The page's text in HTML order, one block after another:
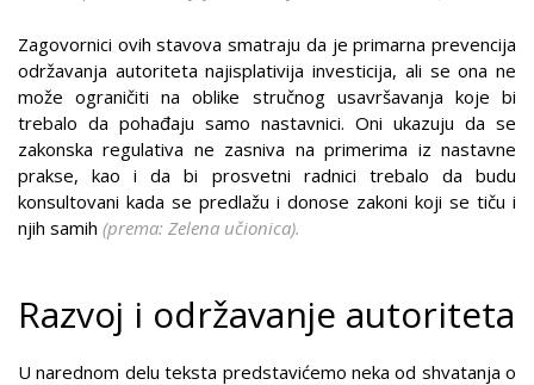
Zagovornici ovih stavova smatraju da je primarna prevencija
održavanja autoriteta najisplativija investicija, ali se ona ne
može ograničiti na oblike stručnog usavršavanja koje bi
trebalo da pohađaju samo nastavnici. Oni ukazuju da se
zakonska regulativa ne zasniva na primerima iz nastavne
prakse, kao i da bi prosvetni radnici trebalo da budu
konsultovani kada se predlažu i donose zakoni koji se tiču i
njih samih (prema: Zelena učionica).
Razvoj i održavanje autoriteta
U narednom delu teksta predstavićemo neka od shvatanja o